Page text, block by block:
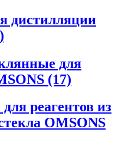
дистилляции
для
(17)
реагентов из
OMSONS